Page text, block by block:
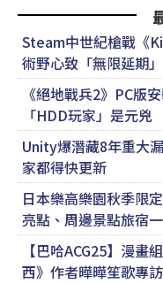
Steam中世紀槍戰《
術野心致「無限延期」
《絕地戰兵2》PC版
「HDD玩家」是元兇
Unity爆潛藏8年重大
家都得快更新
日本樂高樂園秋季限
亮點、周邊景點旅宿
【巴哈ACG25】漫
西》作者曄曄笙歌專